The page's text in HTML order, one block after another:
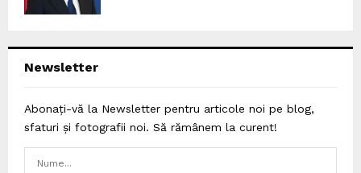
Newsletter
Abonați-vă la Newsletter pentru articole noi pe blog,
sfaturi și fotografii noi. Să rămânem la curent!